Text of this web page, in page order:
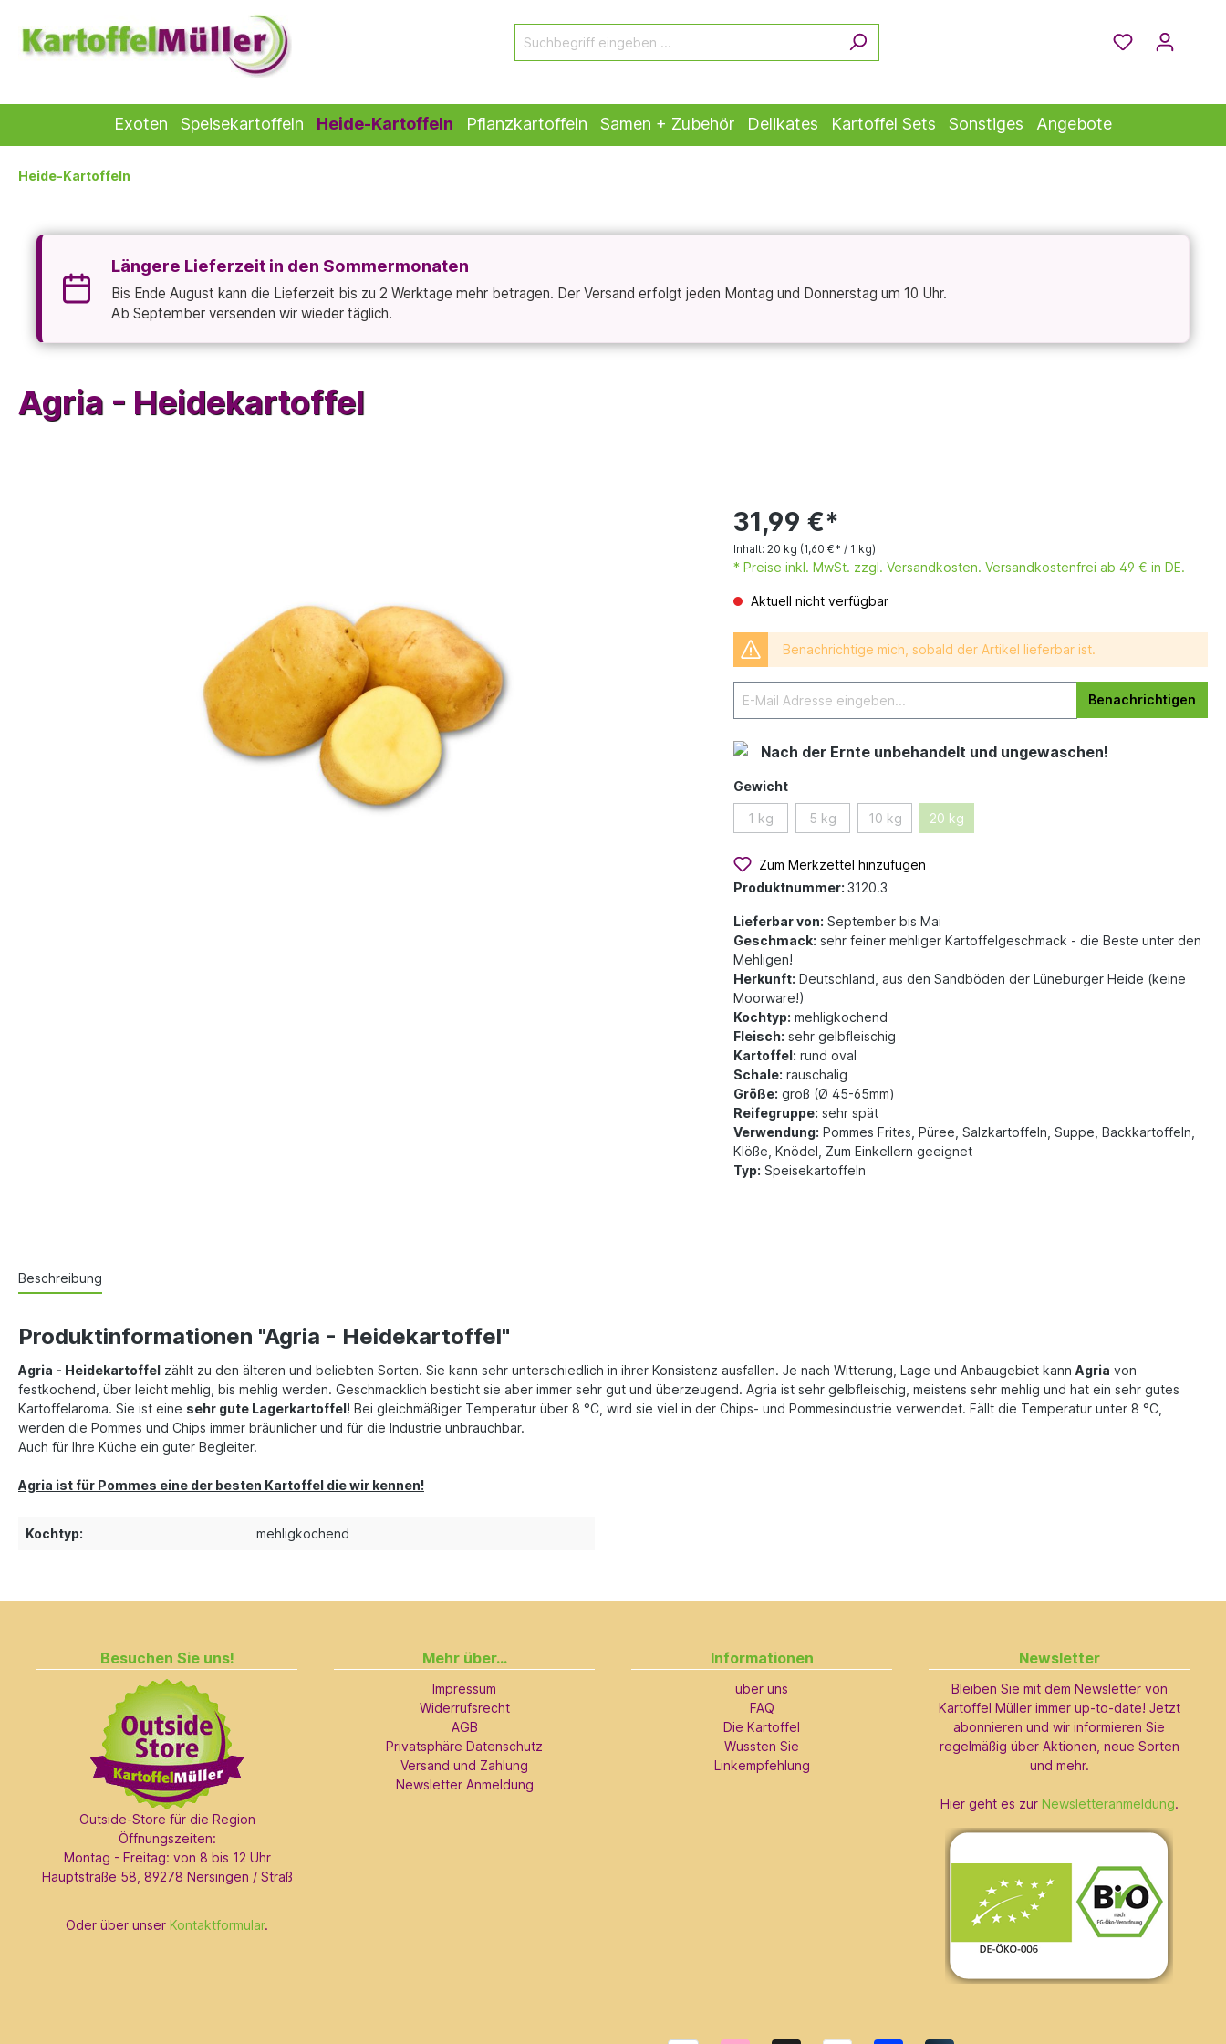
Exoten Speisekartoffeln Heide-Kartoffeln Pflanzkartoffeln Samen + Zubehör Delikates Kartoffel Sets Sonstiges Angebote
Heide-Kartoffeln
Längere Lieferzeit in den Sommermonaten
Bis Ende August kann die Lieferzeit bis zu 2 Werktage mehr betragen. Der Versand erfolgt jeden Montag und Donnerstag um 10 Uhr.
Ab September versenden wir wieder täglich.
Agria - Heidekartoffel
31,99 €*
Inhalt: 20 kg (1,60 €* / 1 kg)
* Preise inkl. MwSt. zzgl. Versandkosten. Versandkostenfrei ab 49 € in DE.
Aktuell nicht verfügbar
Benachrichtige mich, sobald der Artikel lieferbar ist.
Benachrichtigen
Nach der Ernte unbehandelt und ungewaschen!
Gewicht
1 kg 5 kg 10 kg 20 kg
Zum Merkzettel hinzufügen
Produktnummer: 3120.3
Lieferbar von: September bis Mai
Geschmack: sehr feiner mehliger Kartoffelgeschmack - die Beste unter den
Mehligen!
Herkunft: Deutschland, aus den Sandböden der Lüneburger Heide (keine
Moorware!)
Kochtyp: mehligkochend
Fleisch: sehr gelbfleischig
Kartoffel: rund oval
Schale: rauschalig
Größe: groß (Ø 45-65mm)
Reifegruppe: sehr spät
Verwendung: Pommes Frites, Püree, Salzkartoffeln, Suppe, Backkartoffeln,
Klöße, Knödel, Zum Einkellern geeignet
Typ: Speisekartoffeln
Beschreibung
Produktinformationen "Agria - Heidekartoffel"
Agria - Heidekartoffel zählt zu den älteren und beliebten Sorten. Sie kann sehr unterschiedlich in ihrer Konsistenz ausfallen. Je nach Witterung, Lage und Anbaugebiet kann Agria von
festkochend, über leicht mehlig, bis mehlig werden. Geschmacklich besticht sie aber immer sehr gut und überzeugend. Agria ist sehr gelbfleischig, meistens sehr mehlig und hat ein sehr gutes
Kartoffelaroma. Sie ist eine sehr gute Lagerkartoffel! Bei gleichmäßiger Temperatur über 8 °C, wird sie viel in der Chips- und Pommesindustrie verwendet. Fällt die Temperatur unter 8 °C,
werden die Pommes und Chips immer bräunlicher und für die Industrie unbrauchbar.
Auch für Ihre Küche ein guter Begleiter.
Agria ist für Pommes eine der besten Kartoffel die wir kennen!
Kochtyp: mehligkochend
Mehr über...
Impressum
Widerrufsrecht
AGB
Privatsphäre Datenschutz
Versand und Zahlung
Newsletter Anmeldung
Informationen
über uns
FAQ
Die Kartoffel
Wussten Sie
Linkempfehlung
Besuchen Sie uns!
Outside-Store für die Region
Öffnungszeiten:
Montag - Freitag: von 8 bis 12 Uhr
Hauptstraße 58, 89278 Nersingen / Straß
Oder über unser Kontaktformular.
Newsletter
Bleiben Sie mit dem Newsletter von
Kartoffel Müller immer up-to-date! Jetzt
abonnieren und wir informieren Sie
regelmäßig über Aktionen, neue Sorten
und mehr.
Hier geht es zur Newsletteranmeldung.